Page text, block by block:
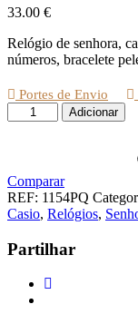
33.00 €
Relógio de senhora,
números, bracelete
Portes de Envio
Quantidade
de
COLLECTION
DE
SENHORA
Adicionar
Comparar
REF: 1154PQ
Casio, Relógios,
Partilhar